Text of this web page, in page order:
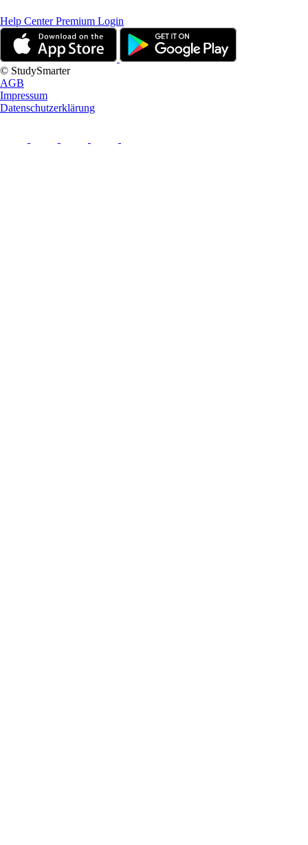
Help CenterPremium Login
© StudySmarter
AGB
Impressum
Datenschutzerklärung